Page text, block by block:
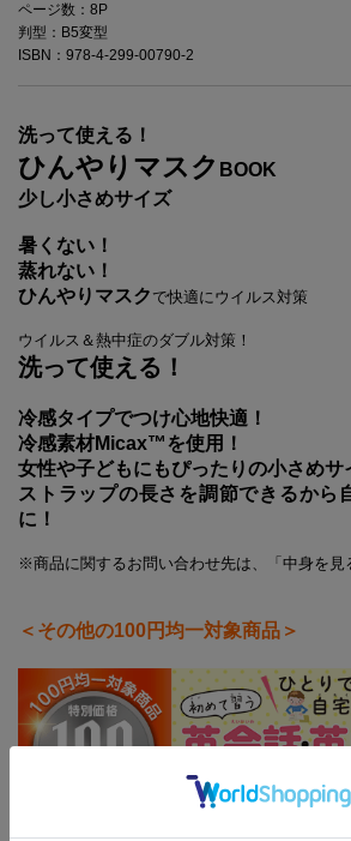
ページ数：8P
判型：B5変型
ISBN：978-4-299-00790-2
洗って使える！
ひんやりマスク BOOK
少し小さめサイズ
暑くない！
蒸れない！
ひんやりマスク で快適にウイルス対策
ウイルス＆熱中症のダブル対策！
洗って使える！
冷感タイプでつけ心地快適！
冷感素材Micax™を使用！
女性や子どもにもぴったりの小さめサ
ストラップの長さを調節できるから
に！
※商品に関するお問い合わせ先は、「中身を見
＜その他の100円均一対象商品＞